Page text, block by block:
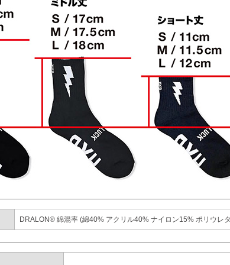
DRALON® 綿混率 (綿40% アクリル40% ナイロン15% ポリウレ